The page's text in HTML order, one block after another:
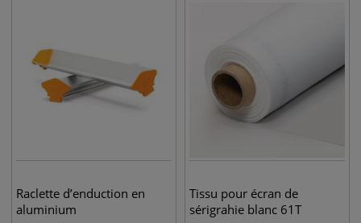
Raclette d’enduction en
aluminium
Tissu pour écran de
sérigrahie blanc 61T